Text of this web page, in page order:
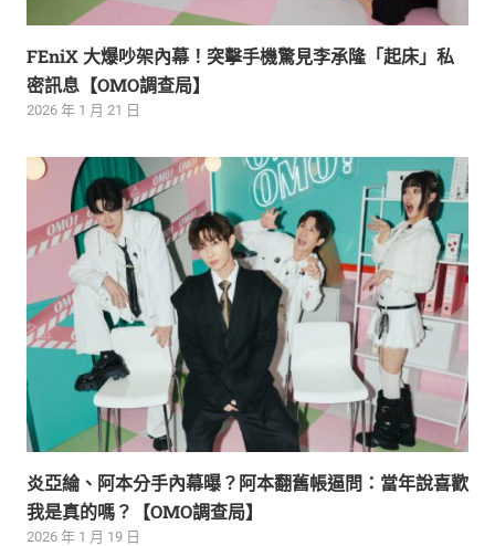
FEniX 大爆吵架內幕！突擊手機驚見李承隆「起床」私
密訊息【OMO調查局】
2026 年 1 月 21 日
炎亞綸、阿本分手內幕曝？阿本翻舊帳逼問：當年說喜歡
我是真的嗎？【OMO調查局】
2026 年 1 月 19 日